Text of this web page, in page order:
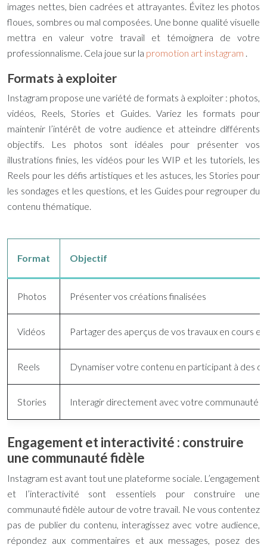
images nettes, bien cadrées et attrayantes. Évitez les photos
floues, sombres ou mal composées. Une bonne qualité visuelle
mettra en valeur votre travail et témoignera de votre
professionnalisme. Cela joue sur la promotion art instagram .
Formats à exploiter
Instagram propose une variété de formats à exploiter : photos,
vidéos, Reels, Stories et Guides. Variez les formats pour
maintenir l’intérêt de votre audience et atteindre différents
objectifs. Les photos sont idéales pour présenter vos
illustrations finies, les vidéos pour les WIP et les tutoriels, les
Reels pour les défis artistiques et les astuces, les Stories pour
les sondages et les questions, et les Guides pour regrouper du
contenu thématique.
Format Objectif
Photos Présenter vos créations finalisées
Vidéos Partager des aperçus de vos travaux en cours
Reels Dynamiser votre contenu en participant à des
Stories Interagir directement avec votre communauté
Engagement et interactivité : construire
une communauté fidèle
Instagram est avant tout une plateforme sociale. L’engagement
et l’interactivité sont essentiels pour construire une
communauté fidèle autour de votre travail. Ne vous contentez
pas de publier du contenu, interagissez avec votre audience,
répondez aux commentaires et aux messages, posez des